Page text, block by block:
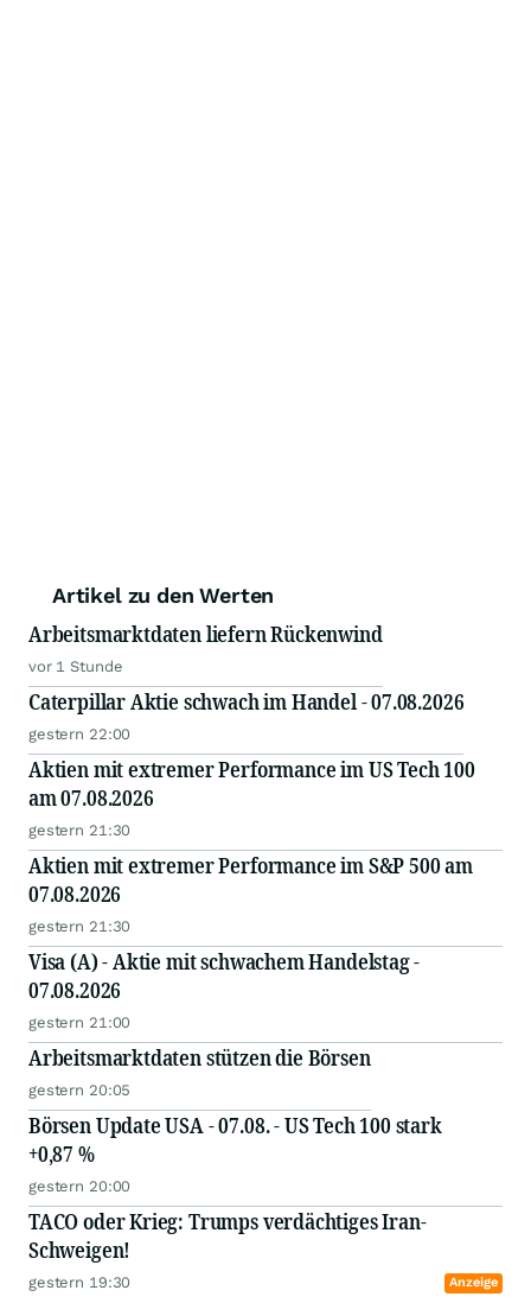
Artikel zu den Werten
Arbeitsmarktdaten liefern Rückenwind
vor 1 Stunde
Caterpillar Aktie schwach im Handel - 07.08.2026
gestern 22:00
Aktien mit extremer Performance im US Tech 100
am 07.08.2026
gestern 21:30
Aktien mit extremer Performance im S&P 500 am
07.08.2026
gestern 21:30
Visa (A) - Aktie mit schwachem Handelstag -
07.08.2026
gestern 21:00
Arbeitsmarktdaten stützen die Börsen
gestern 20:05
Börsen Update USA - 07.08. - US Tech 100 stark
+0,87 %
gestern 20:00
TACO oder Krieg: Trumps verdächtiges Iran-
Schweigen!
gestern 19:30 Anzeige